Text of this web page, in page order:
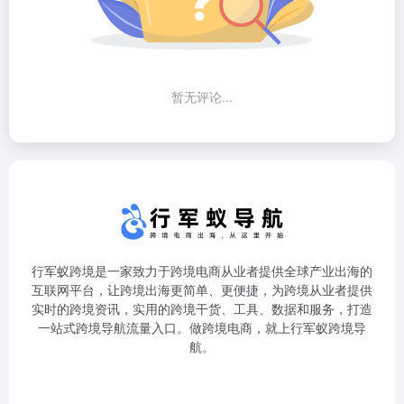
暂无评论...
行军蚁跨境是一家致力于跨境电商从业者提供全球产业出海的
互联网平台，让跨境出海更简单、更便捷，为跨境从业者提供
实时的跨境资讯，实用的跨境干货、工具、数据和服务，打造
一站式跨境导航流量入口。做跨境电商，就上行军蚁跨境导
航。